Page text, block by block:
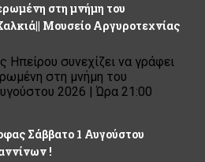
στη μνήμη του
Μουσείο Αργυροτεχνίας
Ηπείρου συνεχίζει να γράφει
στη μνήμη του
2026 | Ώρα 21:00
Σάββατο 1 Αυγούστου
!